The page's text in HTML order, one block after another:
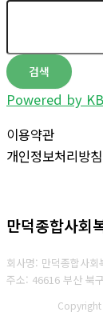
검색
Powered by
이용약관
개인정보처리방침
만덕종합사회
회사명: 만덕종합사
주소: 46616 부산 북
Copyright